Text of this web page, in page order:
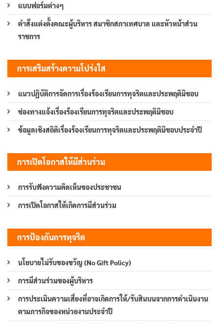
แบบฟอร์มต่างๆ
คำสั่งแต่งตั้งคณะผู้บริหาร สมาชิกสภาเทศบาล และหัวหน้าส่วน
ราชการ
การเสริมสร้างความโปร่งใส
แนวปฏิบัติการจัดการเรื่องร้องเรียนการทุจริตและประพฤติมิชอบ
ช่องทางแจ้งเรื่องร้องเรียนการทุจริตและประพฤติมิชอบ
ข้อมูลเชิงสถิติเรื่องร้องเรียนการทุจริตและประพฤติมิชอบประจำปี
การเปิดโอกาสให้มีส่วนร่วม
การรับฟังความคิดเห็นของประชาชน
การเปิดโอกาสให้เกิดการมีส่วนร่วม
การป้องกันการทุจริต
นโยบายไม่รับของขวัญ (No Gift Policy)
การมีส่วนร่วมของผู้บริหาร
การประเมินความเสี่ยงที่อาจเกิดการให้/รับสินบนจากการดำเนินงาน
ตามภารกิจของหน่วยงานประจำปี